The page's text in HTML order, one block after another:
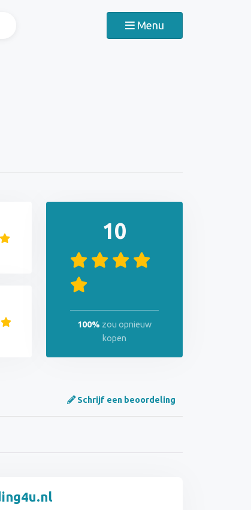
Menu
10
100% zou opnieuw
kopen
Schrijf een beoordeling